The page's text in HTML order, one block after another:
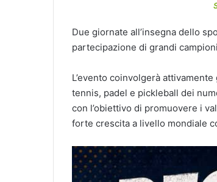
Due giornate all’insegna dello
partecipazione di grandi
L’evento coinvolgerà
tennis, padel e pickleball dei
con l’obiettivo di promuovere i
forte crescita a livello mondiale